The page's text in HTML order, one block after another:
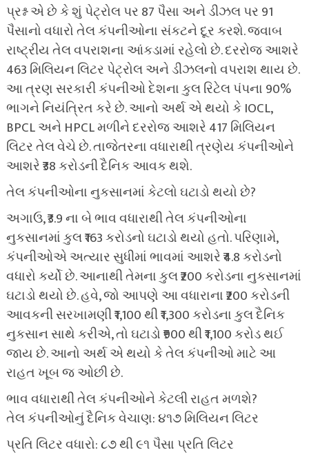
પ્રશ્ન એ છે કે શું પેટ્રોલ પર 87 પૈસા અને ડીઝલ પર 91
પૈસાનો વધારો તેલ કંપનીઓના સંકટને દૂર કરશે. જવાબ
રાષ્ટ્રીય તેલ વપરાશના આંકડામાં રહેલો છે. દરરોજ આશરે
463 મિલિયન લિટર પેટ્રોલ અને ડીઝલનો વપરાશ થાય છે.
આ ત્રણ સરકારી કંપનીઓ દેશના કુલ રિટેલ પંપના 90%
ભાગને નિયંત્રિત કરે છે. આનો અર્થ એ થયો કે IOCL,
BPCL અને HPCL મળીને દરરોજ આશરે 417 મિલિયન
લિટર તેલ વેચે છે. તાજેતરના વધારાથી ત્રણેય કંપનીઓને
આશરે ₹38 કરોડની દૈનિક આવક થશે.
તેલ કંપનીઓના નુકસાનમાં કેટલો ઘટાડો થયો છે?
અગાઉ, ₹3.9 ના બે ભાવ વધારાથી તેલ કંપનીઓના
નુકસાનમાં કુલ ₹163 કરોડનો ઘટાડો થયો હતો. પરિણામે,
કંપનીઓએ અત્યાર સુધીમાં ભાવમાં આશરે ₹4.8 કરોડનો
વધારો કર્યો છે. આનાથી તેમના કુલ ₹200 કરોડના નુકસાનમાં
ઘટાડો થયો છે. હવે, જો આપણે આ વધારાના ₹200 કરોડની
આવકની સરખામણી ₹1,100 થી ₹1,300 કરોડના કુલ દૈનિક
નુકસાન સાથે કરીએ, તો ઘટાડો ₹900 થી ₹1,100 કરોડ થઈ
જાય છે. આનો અર્થ એ થયો કે તેલ કંપનીઓ માટે આ
રાહત ખૂબ જ ઓછી છે.
ભાવ વધારાથી તેલ કંપનીઓને કેટલી રાહત મળશે?
તેલ કંપનીઓનું દૈનિક વેચાણ: ૪૧૭ મિલિયન લિટર
પ્રતિ લિટર વધારો: ૮૭ થી ૯૧ પૈસા પ્રતિ લિટર